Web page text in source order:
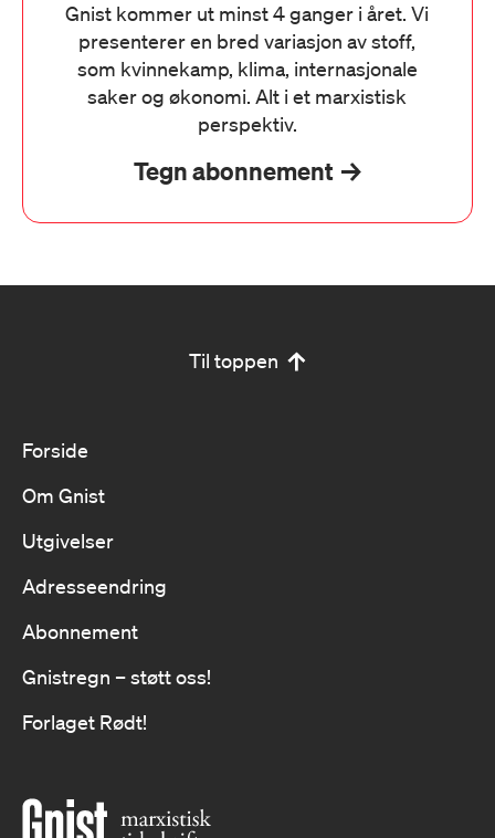
Gnist kommer ut minst 4 ganger i året. Vi
presenterer en bred variasjon av stoff,
som kvinnekamp, klima, internasjonale
saker og økonomi. Alt i et marxistisk
perspektiv.
Tegn abonnement
Til toppen
Forside
Om Gnist
Utgivelser
Adresseendring
Abonnement
Gnistregn – støtt oss!
Forlaget Rødt!